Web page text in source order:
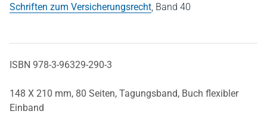
Schriften zum Versicherungsrecht, Band 40
ISBN 978-3-96329-290-3
148 X 210 mm, 80 Seiten, Tagungsband, Buch flexibler
Einband